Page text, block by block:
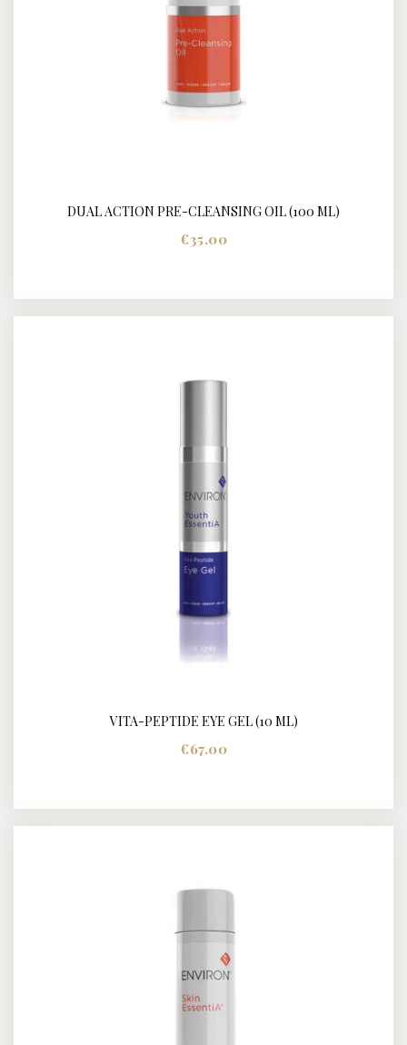
DETAILS
DUAL ACTION PRE-CLEANSING OIL (100 ML)
€35.00
DETAILSVITA-PEPTIDE EYE GEL (10 ML)
€67.00